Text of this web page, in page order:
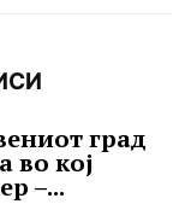
град
во кој
–...